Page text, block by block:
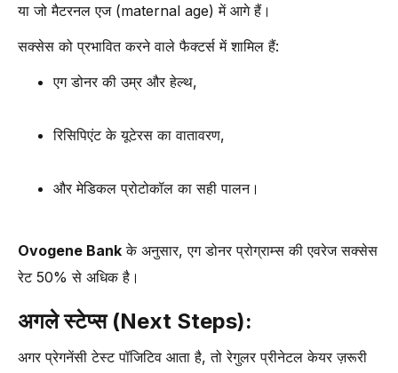
या जो मैटरनल एज (maternal age) में आगे हैं।
सक्सेस को प्रभावित करने वाले फैक्टर्स में शामिल हैं:
एग डोनर की उम्र और हेल्थ,
रिसिपिएंट के यूटेरस का वातावरण,
और मेडिकल प्रोटोकॉल का सही पालन।
Ovogene Bank के अनुसार, एग डोनर प्रोग्राम्स की एवरेज सक्सेस
रेट 50% से अधिक है।
अगले स्टेप्स (Next Steps):
अगर प्रेगनेंसी टेस्ट पॉजिटिव आता है, तो रेगुलर प्रीनेटल केयर ज़रूरी